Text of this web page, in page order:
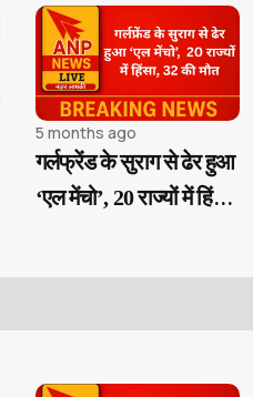
5 months ago
गर्लफ्रेंड के सुराग से ढेर हुआ
‘एल मेंचो’, 20 राज्यों में हिंसा,